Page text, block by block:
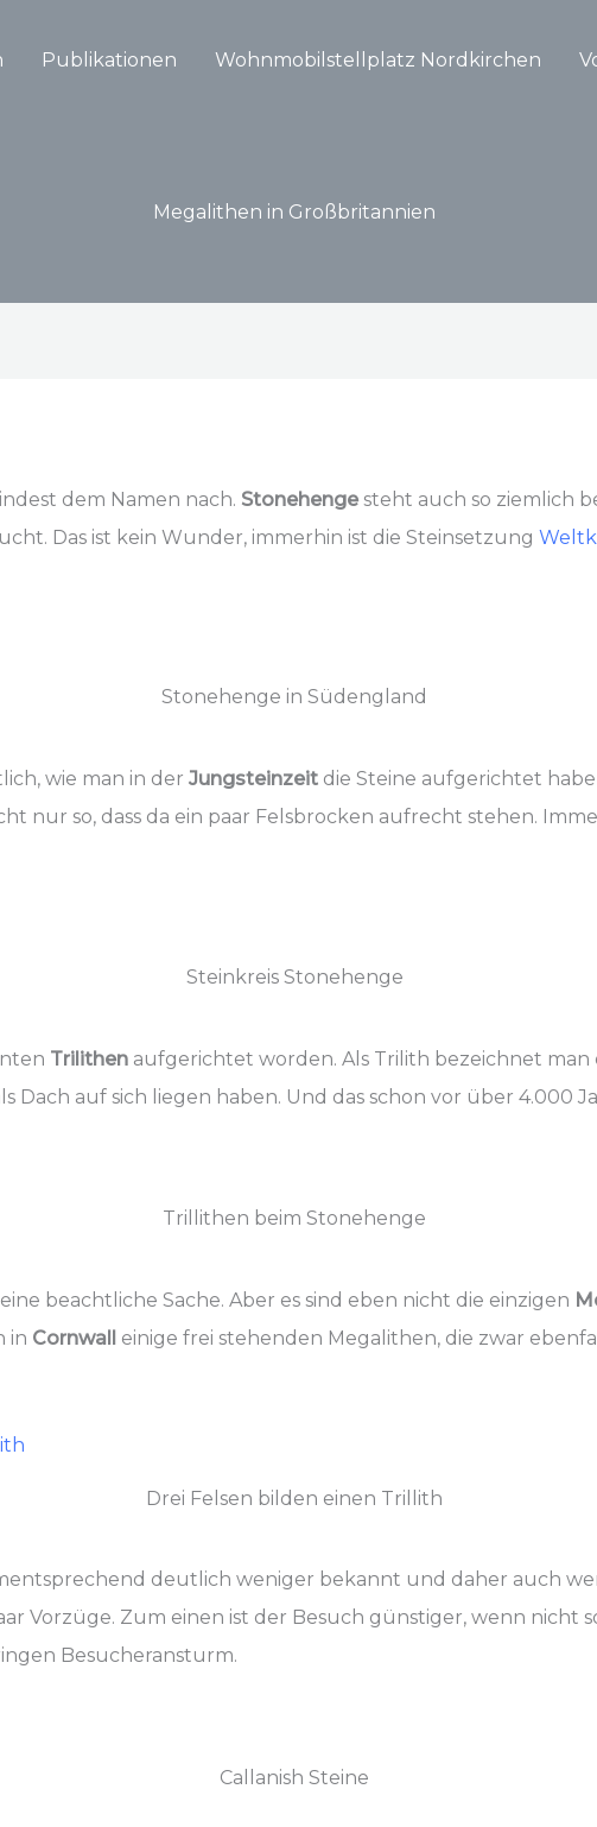
Publikationen Wohnmobilstellplatz Nordkirchen
Megalithen in Großbritannien
dem Namen nach. Stonehengesteht auch so ziemlich
Das ist kein Wunder, immerhin ist die Steinsetzung
Stonehenge in Südengland
wie man in der Jungsteinzeitdie Steine aufgerichtet
nur so, dass da ein paar Felsbrocken aufrecht stehen.
Steinkreis Stonehenge
Trilithenaufgerichtet worden. Als Trilith bezeichnet man
Dach auf sich liegen haben. Und das schon vor über 4.000
Trillithen beim Stonehenge
beachtliche Sache. Aber es sind eben nicht die einzigen
in Cornwall einige frei stehenden Megalithen, die zwar
Drei Felsen bilden einen Trillith
deutlich weniger bekannt und daher auch
Vorzüge. Zum einen ist der Besuch günstiger, wenn nicht
Besucheransturm.
Callanish Steine